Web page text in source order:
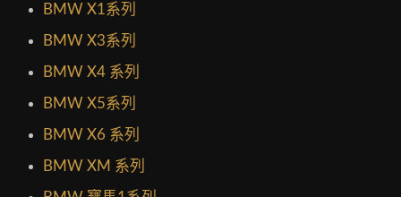
BMW X1系列
BMW X3系列
BMW X4 系列
BMW X5系列
BMW X6 系列
BMW XM 系列